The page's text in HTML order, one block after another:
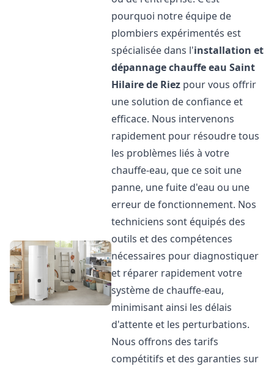
pourquoi notre équipe de
plombiers expérimentés est
spécialisée dans l'installation et
dépannage chauffe eau Saint
Hilaire de Riez pour vous offrir
une solution de confiance et
efficace. Nous intervenons
rapidement pour résoudre tous
les problèmes liés à votre
chauffe-eau, que ce soit une
panne, une fuite d'eau ou une
erreur de fonctionnement. Nos
techniciens sont équipés des
outils et des compétences
nécessaires pour diagnostiquer
et réparer rapidement votre
système de chauffe-eau,
minimisant ainsi les délais
d'attente et les perturbations.
Nous offrons des tarifs
compétitifs et des garanties sur